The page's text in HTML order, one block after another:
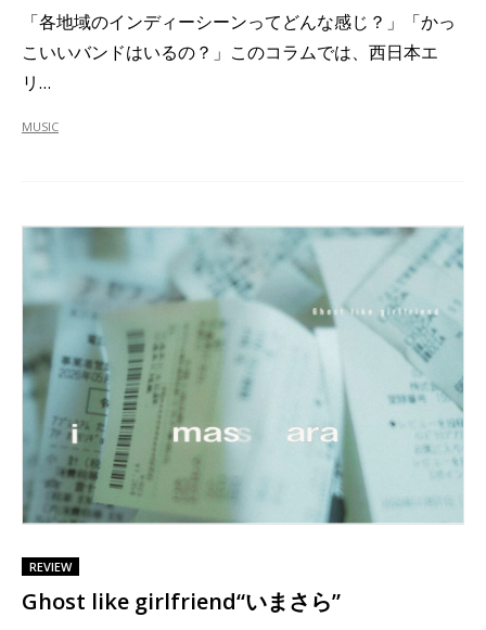
「各地域のインディーシーンってどんな感じ？」「かっ
こいいバンドはいるの？」このコラムでは、西日本エ
リ…
MUSIC
REVIEW
Ghost like girlfriend“いまさら”